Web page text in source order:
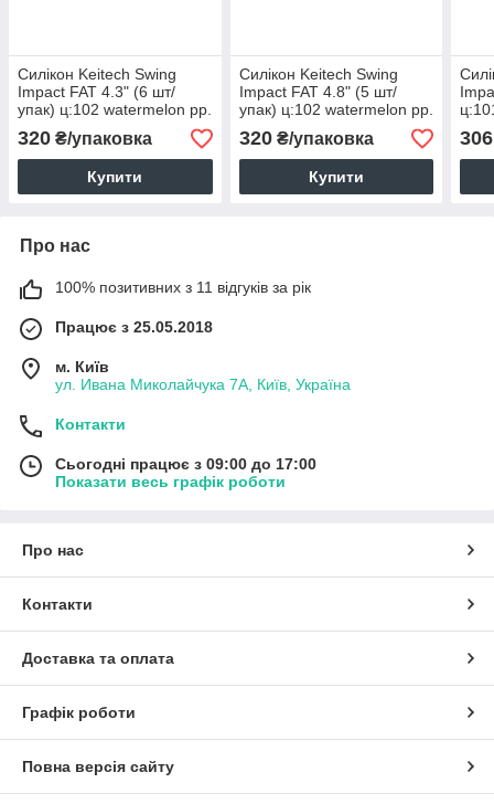
Силікон Keitech Swing
Impact FAT 4.3" (6 шт/
упак) ц:102 watermelon pp.
320 ₴/упаковка
Купити
Силікон Keitech Swing
Impact FAT 4.8" (5 шт/
упак) ц:102 watermelon pp.
320₴/упаковка
Купити
306
Про нас
100% позитивних з 11 відгуків за рік
Працює з 25.05.2018
м. Київ
ул. Ивана Миколайчука 7А, Київ, Україна
Контакти
Сьогодні працює з 09:00 до 17:00
Показати весь графік роботи
Про нас
Контакти
Доставка та оплата
Графік роботи
Повна версія сайту